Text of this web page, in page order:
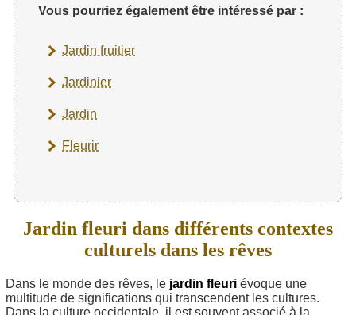
Vous pourriez également être intéressé par :
Jardin fruitier
Jardinier
Jardin
Fleurir
Jardin fleuri dans différents contextes
culturels dans les rêves
Dans le monde des rêves, le jardin fleuri évoque une
multitude de significations qui transcendent les cultures.
Dans la culture occidentale, il est souvent associé à la